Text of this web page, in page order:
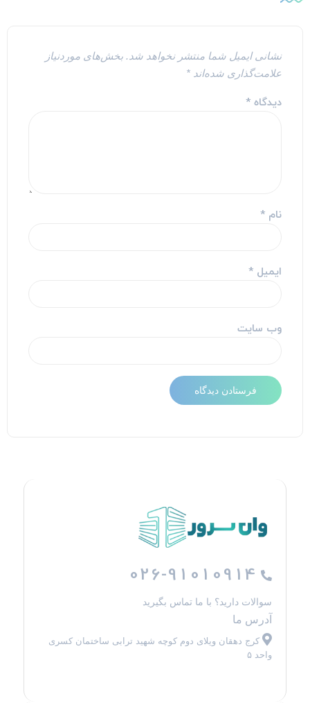
نشانی ایمیل شما منتشر نخواهد شد. بخش‌های موردنیاز
علامت‌گذاری شده‌اند*
دیدگاه*
نام*
ایمیل*
وب‌ سایت
026-91010914
سوالات دارید؟ با ما تماس بگیرید
آدرس ما
کرج دهقان ویلای دوم کوچه شهید ترابی ساختمان کسری
واحد ۵